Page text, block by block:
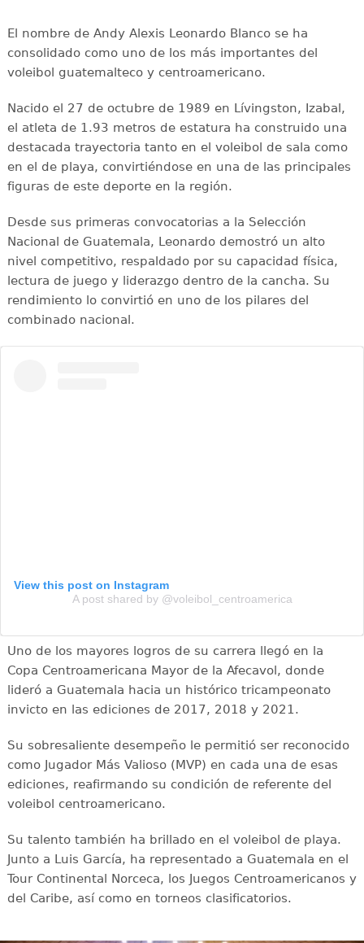
El nombre de Andy Alexis Leonardo Blanco se ha
consolidado como uno de los más importantes del
voleibol guatemalteco y centroamericano.
Nacido el 27 de octubre de 1989 en Lívingston, Izabal,
el atleta de 1.93 metros de estatura ha construido una
destacada trayectoria tanto en el voleibol de sala como
en el de playa, convirtiéndose en una de las principales
figuras de este deporte en la región.
Desde sus primeras convocatorias a la Selección
Nacional de Guatemala, Leonardo demostró un alto
nivel competitivo, respaldado por su capacidad física,
lectura de juego y liderazgo dentro de la cancha. Su
rendimiento lo convirtió en uno de los pilares del
combinado nacional.
View this post on Instagram
A post shared by @voleibol_centroamerica
Uno de los mayores logros de su carrera llegó en la
Copa Centroamericana Mayor de la Afecavol, donde
lideró a Guatemala hacia un histórico tricampeonato
invicto en las ediciones de 2017, 2018 y 2021.
Su sobresaliente desempeño le permitió ser reconocido
como Jugador Más Valioso (MVP) en cada una de esas
ediciones, reafirmando su condición de referente del
voleibol centroamericano.
Su talento también ha brillado en el voleibol de playa.
Junto a Luis García, ha representado a Guatemala en el
Tour Continental Norceca, los Juegos Centroamericanos y
del Caribe, así como en torneos clasificatorios.